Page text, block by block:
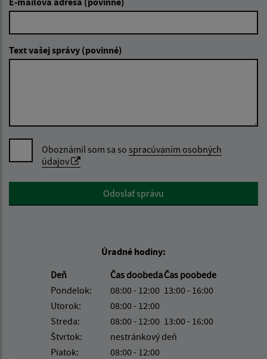
Text vašej správy (povinné)
Oboznámil som sa so spracúvaním osobných
údajov
Google reCaptcha ResponseOdoslať správu
Úradné hodiny:
Deň
Čas doobedaČas poobede
Pondelok:
08:00 - 12:00 13:00 - 16:00
Utorok:
08:00 - 12:00
Streda:
08:00 - 12:00 13:00 - 16:00
Štvrtok:
nestránkový deň
Piatok:
08:00 - 12:00